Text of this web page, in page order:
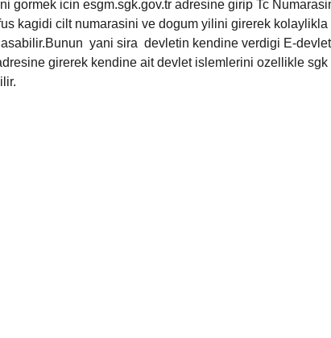
gormek icin esgm.sgk.gov.tr adresine girip Tc
kagidi cilt numarasini ve dogum yilini girerek kolaylikla
yani sira devletin kendine verdigi E-
girerek kendine ait devlet islemlerini ozellikle